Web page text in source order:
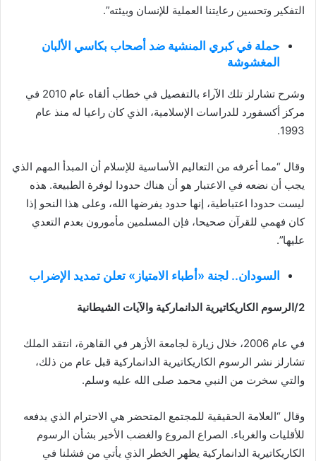
التفكير وتحسين رعايتنا العملية للإنسان وبيئته”.
حملة في كبري المنشية ضد أصحاب بكاسي الألبان
المغشوشة
وشرح تشارلز تلك الآراء بالتفصيل في خطاب ألقاه عام 2010 في
مركز أكسفورد للدراسات الإسلامية، الذي كان راعيا له منذ عام
1993.
وقال “مما أعرفه من التعاليم الأساسية للإسلام أن المبدأ المهم الذي
يجب أن نضعه في الاعتبار هو أن هناك حدودا لوفرة الطبيعة. هذه
ليست حدودا اعتباطية، إنها حدود يفرضها الله، وعلى هذا النحو إذا
كان فهمي للقرآن صحيحا، فإن المسلمين مأمورون بعدم التعدي
عليها”.
السودان.. لجنة «أطباء الامتياز» تعلن تمديد الإضراب
2/الرسوم الكاريكاتيرية الدانماركية والآيات الشيطانية
في عام 2006، خلال زيارة لجامعة الأزهر في القاهرة، انتقد الملك
تشارلز نشر الرسوم الكاريكاتيرية الدانماركية قبل عام من ذلك،
والتي سخرت من النبي محمد صلى الله عليه وسلم.
وقال “العلامة الحقيقية للمجتمع المتحضر هي الاحترام الذي يدفعه
للأقليات والغرباء. الصراع المروع والغضب الأخير بشأن الرسوم
الكاريكاتيرية الدانماركية يظهر الخطر الذي يأتي من فشلنا في